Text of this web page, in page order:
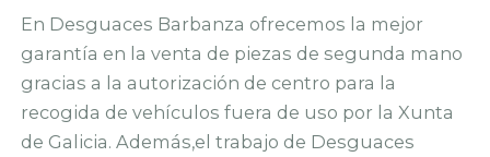
En Desguaces Barbanza ofrecemos la mejor
garantía en la venta de piezas de segunda mano
gracias a la autorización de centro para la
recogida de vehículos fuera de uso por la Xunta
de Galicia. Además,el trabajo de Desguaces